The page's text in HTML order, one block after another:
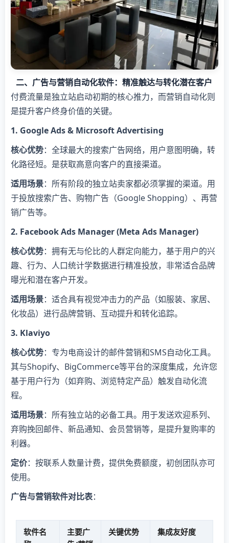
二、广告与营销自动化软件：精准触达与转化潜在客户
付费流量是独立站启动初期的核心推力，而营销自动化则
是提升客户终身价值的关键。
​1. Google Ads & Microsoft Advertising​
​核心优势​​：全球最大的搜索广告网络，用户意图明确，转
化路径短。是获取高意向客户的直接渠道。
​适用场景​​：所有阶段的独立站卖家都必须掌握的渠道。用
于投放搜索广告、购物广告（Google Shopping）、再营
销广告等。
​2. Facebook Ads Manager (Meta Ads Manager)​
​核心优势​​：拥有无与伦比的人群定向能力，基于用户的兴
趣、行为、人口统计学数据进行精准投放，非常适合品牌
曝光和潜在客户开发。
​适用场景​​：适合具有视觉冲击力的产品（如服装、家居、
化妆品）进行品牌营销、互动提升和转化追踪。
​3. Klaviyo​
​核心优势​​：专为电商设计的邮件营销和SMS自动化工具。
其与Shopify、BigCommerce等平台的深度集成，允许您
基于用户行为（如弃购、浏览特定产品）触发自动化流
程。
​适用场景​​：所有独立站的必备工具。用于发送欢迎系列、
弃购挽回邮件、新品通知、会员营销等，是提升复购率的
利器。
​定价​​：按联系人数量计费，提供免费额度，初创团队亦可
使用。
​广告与营销软件对比表​​：
软件名
主要广
关键优势 集成友好度